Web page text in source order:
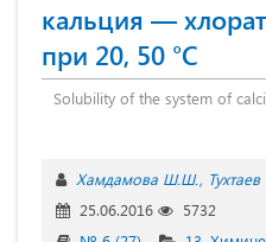
кальция ––
при 20, 50 °C
Solubility of the system of
Хамдамова Ш.Ш.
25.06.2016
5732